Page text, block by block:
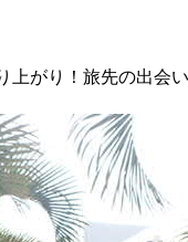
がり！旅先の出会